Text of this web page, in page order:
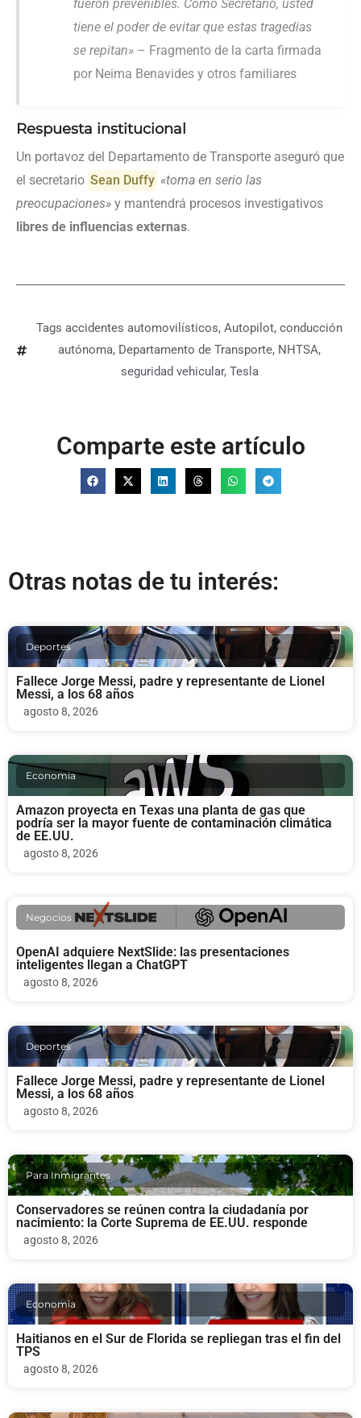
fueron prevenibles. Como Secretario, usted
tiene el poder de evitar que estas tragedias
se repitan» – Fragmento de la carta firmada
por Neima Benavides y otros familiares
Respuesta institucional
Un portavoz del Departamento de Transporte aseguró que
el secretario Sean Duffy «toma en serio las
preocupaciones» y mantendrá procesos investigativos
libres de influencias externas.
Tags accidentes automovilísticos, Autopilot, conducción
autónoma, Departamento de Transporte, NHTSA,
seguridad vehicular, Tesla
Comparte este artículo
Otras notas de tu interés:
Deportes
Fallece Jorge Messi, padre y representante de Lionel
Messi, a los 68 años
agosto 8, 2026
Economia
Amazon proyecta en Texas una planta de gas que
podría ser la mayor fuente de contaminación climática
de EE.UU.
agosto 8, 2026
Negocios
OpenAI adquiere NextSlide: las presentaciones
inteligentes llegan a ChatGPT
agosto 8, 2026
Deportes
Fallece Jorge Messi, padre y representante de Lionel
Messi, a los 68 años
agosto 8, 2026
Para Inmigrantes
Conservadores se reúnen contra la ciudadanía por
nacimiento: la Corte Suprema de EE.UU. responde
agosto 8, 2026
Economia
Haitianos en el Sur de Florida se repliegan tras el fin del
TPS
agosto 8, 2026